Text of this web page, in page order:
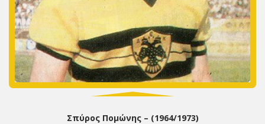
Σπύρος Πομώνης – (1964/1973)